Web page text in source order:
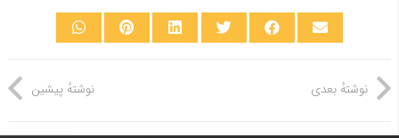
نوشتهٔ پیشین نوشتهٔ بعدی